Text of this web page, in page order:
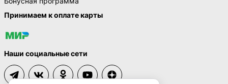
Принимаем к оплате карты
Наши социальные сети